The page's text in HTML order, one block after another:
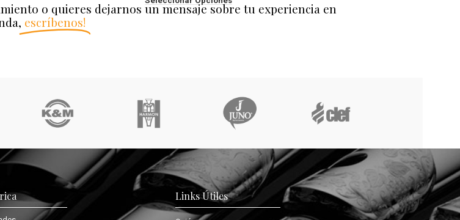
o quieres dejarnos un mensaje sobre tu experiencia en
escríbenos!
Links Útiles